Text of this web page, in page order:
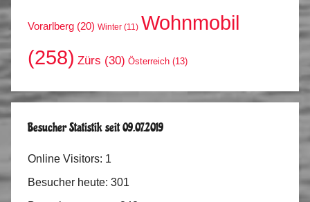
Vorarlberg (20) Winter (11) Wohnmobil
(258) Zürs (30) Österreich (13)
Besucher Statistik seit 09.07.2019
Online Visitors: 1
Besucher heute: 301